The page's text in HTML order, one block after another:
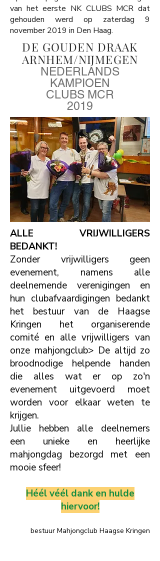
van het eerste NK CLUBS MCR dat
gehouden werd op zaterdag 9
november 2019 in Den Haag.
DE GOUDEN DRAAK
ARNHEM/NIJMEGEN
NEDERLANDS
KAMPIOEN
CLUBS MCR
2019
ALLE VRIJWILLIGERS
BEDANKT!
Zonder vrijwilligers geen
evenement, namens alle
deelnemende verenigingen en
hun clubafvaardigingen bedankt
het bestuur van de Haagse
Kringen het organiserende
comité en alle vrijwilligers van
onze mahjongclub> De altijd zo
broodnodige helpende handen
die alles wat er op zo'n
evenement uitgevoerd moet
worden voor elkaar weten te
krijgen.
Jullie hebben alle deelnemers
een unieke en heerlijke
mahjongdag bezorgd met een
mooie sfeer!
Héél véél dank en hulde
hiervoor!
bestuur Mahjongclub Haagse Kringen